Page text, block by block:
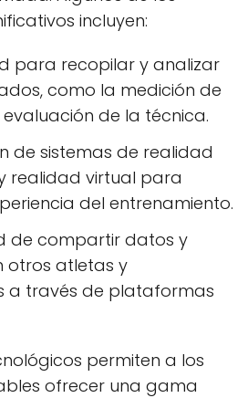
incluyen:
para recopilar y analizar
como la medición de
de la técnica.
de sistemas de realidad
realidad virtual para
del entrenamiento.
de compartir datos y
otros atletas y
a través de plataformas
permiten a los
ofrecer una gama